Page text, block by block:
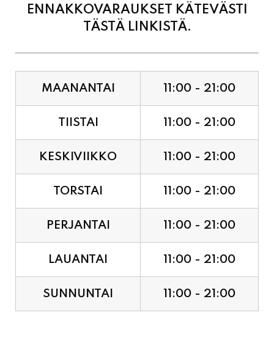
TÄSTÄ LINKISTÄ.
MAANANTAI 11:00 - 21:00
TIISTAI 11:00 - 21:00
KESKIVIIKKO 11:00 - 21:00
TORSTAI 11:00 - 21:00
PERJANTAI 11:00 - 21:00
LAUANTAI 11:00 - 21:00
SUNNUNTAI 11:00 - 21:00